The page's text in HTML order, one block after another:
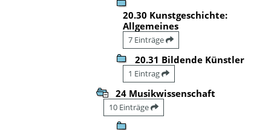
20.30 Kunstgeschichte:
Allgemeines
7 Einträge
20.31 Bildende Künstler
1 Eintrag
24 Musikwissenschaft
10 Einträge